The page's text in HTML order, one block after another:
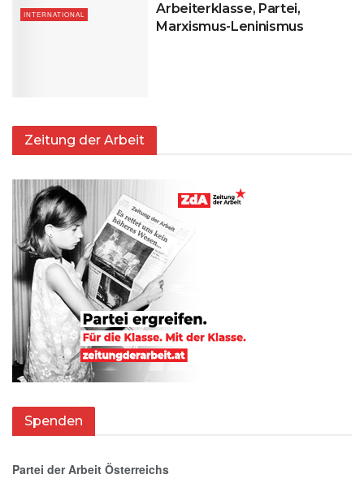
INTERNATIONAL
Arbeiterklasse, Partei,
Marxismus-Leninismus
Zeitung der Arbeit
Spenden
Partei der Arbeit Österreichs